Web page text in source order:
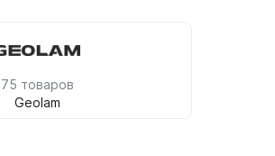
75 товаров
Geolam